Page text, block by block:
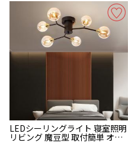
LEDシーリングライト 寝室照明
リビング 魔豆型 取付簡単 オシ